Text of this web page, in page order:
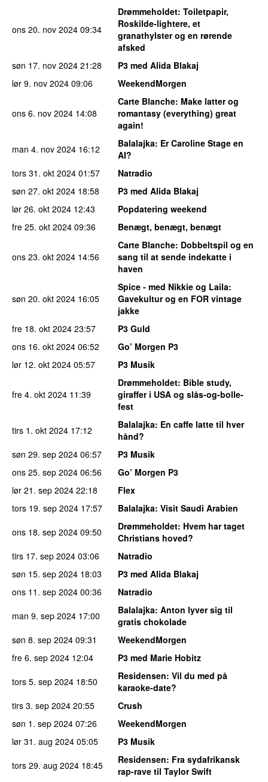
ons 20. nov 2024 09:34
Drømmeholdet: Toiletpapir,
Roskilde-lightere, et
granathylster og en rørende
afsked
søn 17. nov 2024 21:28
P3 med Alida Blakaj
lør 9. nov 2024 09:06 WeekendMorgen
ons 6. nov 2024 14:08
Carte Blanche: Make latter og
romantasy (everything) great
again!
man 4. nov 2024 16:12 Balalajka: Er Caroline Stage en
AI?
tors 31. okt 2024 01:57
Natradio
søn 27. okt 2024 18:58
P3 med Alida Blakaj
lør 26. okt 2024 12:43
Popdatering weekend
fre 25. okt 2024 09:36 Benægt, benægt, benægt
ons 23. okt 2024 14:56
Carte Blanche: Dobbeltspil og en
sang til at sende indekatte i
haven
søn 20. okt 2024 16:05
Spice - med Nikkie og Laila:
Gavekultur og en FOR vintage
jakke
fre 18. okt 2024 23:57
P3 Guld
ons 16. okt 2024 06:52
Go’ Morgen P3
lør 12. okt 2024 05:57 P3 Musik
fre 4. okt 2024 11:39
Drømmeholdet: Bible study,
giraffer i USA og slås-og-bolle-
fest
tirs 1. okt 2024 17:12 Balalajka: En caffe latte til hver
hånd?
søn 29. sep 2024 06:57
P3 Musik
ons 25. sep 2024 06:56
Go’ Morgen P3
lør 21. sep 2024 22:18
Flex
tors 19. sep 2024 17:57 Balalajka: Visit Saudi Arabien
ons 18. sep 2024 09:50 Drømmeholdet: Hvem har taget
Christians hoved?
tirs 17. sep 2024 03:06
Natradio
søn 15. sep 2024 18:03
P3 med Alida Blakaj
ons 11. sep 2024 00:36
Natradio
man 9. sep 2024 17:00 Balalajka: Anton lyver sig til
gratis chokolade
søn 8. sep 2024 09:31
WeekendMorgen
fre 6. sep 2024 12:04
P3 med Marie Hobitz
tors 5. sep 2024 18:50 Residensen: Vil du med på
karaoke-date?
tirs 3. sep 2024 20:55
Crush
søn 1. sep 2024 07:26
WeekendMorgen
lør 31. aug 2024 05:05
P3 Musik
tors 29. aug 2024 18:45 Residensen: Fra sydafrikansk
rap-rave til Taylor Swift